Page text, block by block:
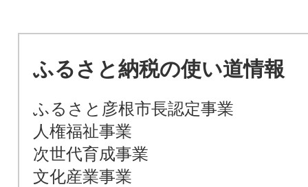
ふるさと納税の使い道情報
ふるさと彦根市長認定事業
人権福祉事業
次世代育成事業
文化産業事業